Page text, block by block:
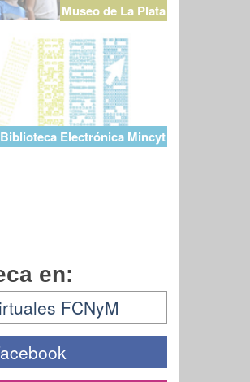
Museo de La Plata
Biblioteca Electrónica Mincyt
en:
FCNyM